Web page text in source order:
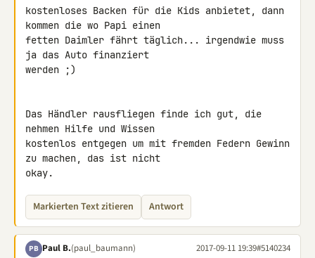
kostenloses Backen für die Kids anbietet, dann
kommen die wo Papi einen
fetten Daimler fährt täglich... irgendwie muss
ja das Auto finanziert
werden ;)
Das Händler rausfliegen finde ich gut, die
nehmen Hilfe und Wissen
kostenlos entgegen um mit fremden Federn Gewinn
zu machen, das ist nicht
okay.
Markierten Text zitieren Antwort
PB Paul B.(paul_baumann) 2017-09-11 19:39#5140234